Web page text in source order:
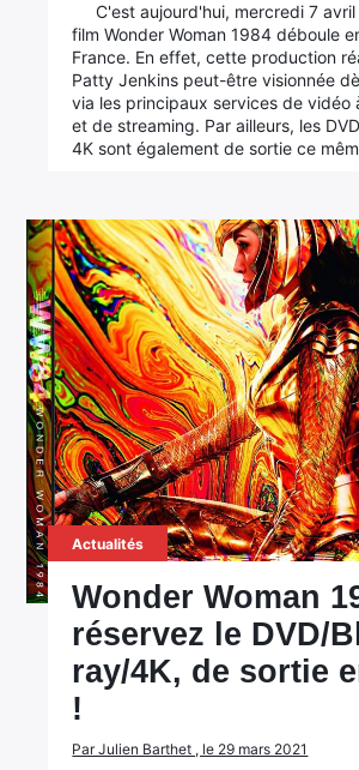
C'est aujourd'hui, mercredi 7
film Wonder Woman 1984 déboule
France. En effet, cette production
Patty Jenkins peut-être visionnée
via les principaux services de vidéo
et de streaming. Par ailleurs, les
4K sont également de sortie ce
Actualités
Wonder Woman
réservez le DVD/
ray/4K, de sortie
!
Par Julien Barthet , le 29 mars 2021